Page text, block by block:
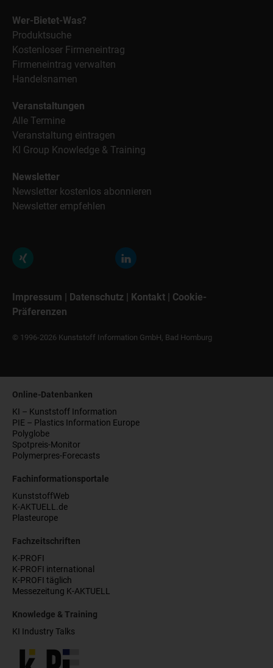
Wer-Bietet-Was?
Produktsuche
Kostenloser Firmeneintrag
Firmeneintrag verwalten
Handelsnamen
Veranstaltungen
Alle Termine
Veranstaltung eintragen
KI Group Knowledge & Training
Newsletter
Newsletter kostenlos abonnieren
Newsletter empfehlen
Impressum | Datenschutz | Kontakt | Cookie-
Präferenzen
© 1996-2026 Kunststoff Information GmbH, Bad Homburg
Online-Datenbanken
KI – Kunststoff Information
PIE – Plastics Information Europe
Polyglobe
Spotpreis-Monitor
Polymerpres-Forecasts
Fachinformationsportale
KunststoffWeb
K-AKTUELL.de
Plasteurope
Fachzeitschriften
K-PROFI
K-PROFI international
K-PROFI täglich
Messezeitung K-AKTUELL
Knowledge & Training
KI Industry Talks